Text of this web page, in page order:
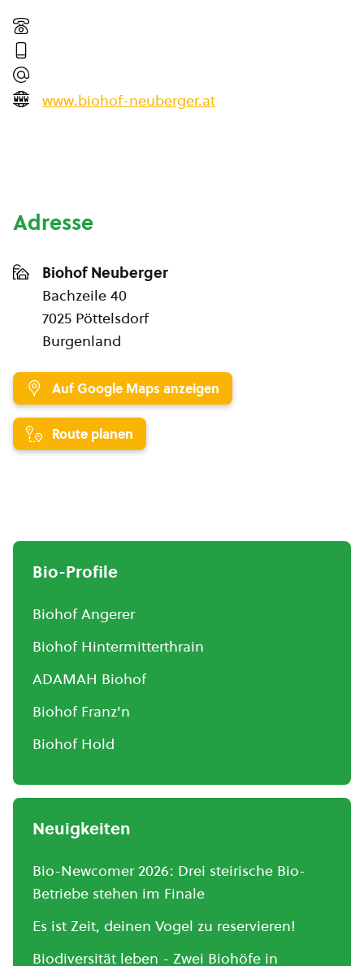
www.biohof-neuberger.at
Adresse
Biohof Neuberger
Bachzeile 40
7025 Pöttelsdorf
Burgenland
Auf Google Maps anzeigen
Route planen
Bio-Profile
Biohof Angerer
Biohof Hintermitterthrain
ADAMAH Biohof
Biohof Franz'n
Biohof Hold
Neuigkeiten
Bio-Newcomer 2026: Drei steirische Bio-
Betriebe stehen im Finale
Es ist Zeit, deinen Vogel zu reservieren!
Biodiversität leben - Zwei Biohöfe in